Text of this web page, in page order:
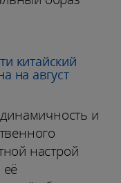
китайский
на август
и
настрой